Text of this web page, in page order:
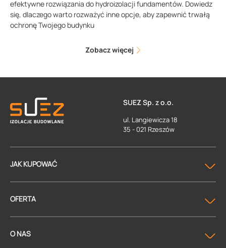
efektywne rozwiązania do hydroizolacji fundamentów. Dowiedz
się, dlaczego warto rozważyć inne opcje, aby zapewnić trwałą
ochronę Twojego budynku
Zobacz więcej
SUEZ Sp. z o.o.
ul. Langiewicza 18
35 - 021 Rzeszów
JAK KUPOWAĆ
OFERTA
O NAS